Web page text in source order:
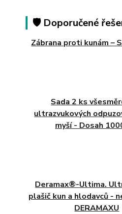
🛡️ Doporučené
Zábrana proti kunám –
Sada 2 ks
ultrazvukových
myší - Dosah
Deramax®-Ultima.
plašič kun a hlodavců -
DERAMAXU